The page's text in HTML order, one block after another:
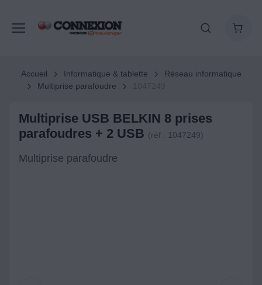
Accueil Informatique & tablette
Réseau informatique
Multiprise parafoudre
Multiprise USB BELKIN 8 prises
parafoudres + 2 USB (réf : 1047249)
Multiprise parafoudre